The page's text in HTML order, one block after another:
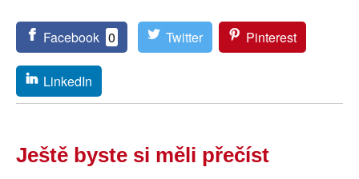
Facebook 0 Twitter Pinterest
LinkedIn
Ještě byste si měli přečíst